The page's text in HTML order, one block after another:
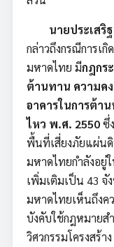
นายประเสริ
กล่าวถึงกรณีการเกิ
มหาดไทย มีกฎกร
ต้านทาน ความค
อาคารในการต้า
ไหว พ.ศ. 2550ซึ่
พื้นที่เสี่ยงภัยแผ่นดิ
มหาดไทยกำลังอยู่
เพิ่มเติมเป็น 43 จั
มหาดไทยเห็นถึงค
บังคับใช้กฎหมายส
วิศวกรรมโครงสร้